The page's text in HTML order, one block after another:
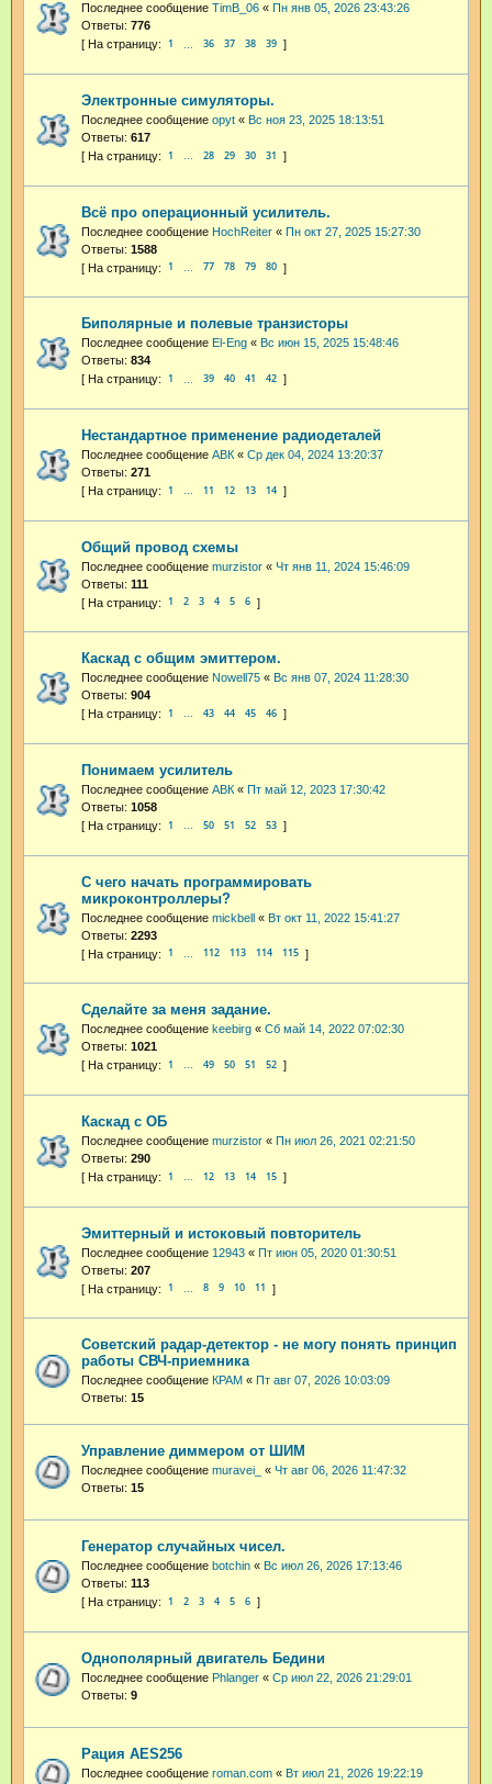
Последнее сообщение TimB_06 « Пн янв 05, 2026 23:43:26
Ответы: 776
1 36 37 38 39
Электронные симуляторы.
Последнее сообщение opyt « Вс ноя 23, 2025 18:13:51
Ответы: 617
1 … 28 29 30 31
Всё про операционный усилитель.
Последнее сообщение HochReiter « Пн окт 27, 2025 15:27:30
Ответы: 1588
1 77 78 79 80
Биполярные и полевые транзисторы
Последнее сообщение El-Eng « Вс июн 15, 2025 15:48:46
Ответы: 834
1 39 40 41 42
Нестандартное применение радиодеталей
Последнее сообщение АВК « Ср дек 04, 2024 13:20:37
Ответы: 271
1 … 11 12 13 14
Общий провод схемы
Последнее сообщение murzistor « Чт янв 11, 2024 15:46:09
Ответы: 111
1 2 3 4 5 6
Каскад с общим эмиттером.
Последнее сообщение Nowell75 « Вс янв 07, 2024 11:28:30
Ответы: 904
1 … 43 44 45 46
Понимаем усилитель
Последнее сообщение АВК « Пт май 12, 2023 17:30:42
Ответы: 1058
1 … 50 51 52 53
С чего начать программировать
микроконтроллеры?
Последнее сообщение mickbell « Вт окт 11, 2022 15:41:27
Ответы: 2293
1 112 113 114 115
Сделайте за меня задание.
Последнее сообщение keebirg « Сб май 14, 2022 07:02:30
Ответы: 1021
1 … 49 50 51 52
Каскад с ОБ
Последнее сообщение murzistor « Пн июл 26, 2021 02:21:50
Ответы: 290
1 12 13 14 15
Эмиттерный и истоковый повторитель
Последнее сообщение 12943 « Пт июн 05, 2020 01:30:51
Ответы: 207
1 8 9 10 11
Советский радар-детектор - не могу понять принцип
работы СВЧ-приемника
Последнее сообщение КРАМ « Пт авг 07, 2026 10:03:09
Ответы: 15
Управление диммером от ШИМ
Последнее сообщение muravei_ « Чт авг 06, 2026 11:47:32
Ответы: 15
Генератор случайных чисел.
Последнее сообщение botchin « Вс июл 26, 2026 17:13:46
Ответы: 113
1 2 3 4 5 6
Однополярный двигатель Бедини
Последнее сообщение Phlanger « Ср июл 22, 2026 21:29:01
Ответы: 9
Рация AES256
Последнее сообщение roman.com « Вт июл 21, 2026 19:22:19